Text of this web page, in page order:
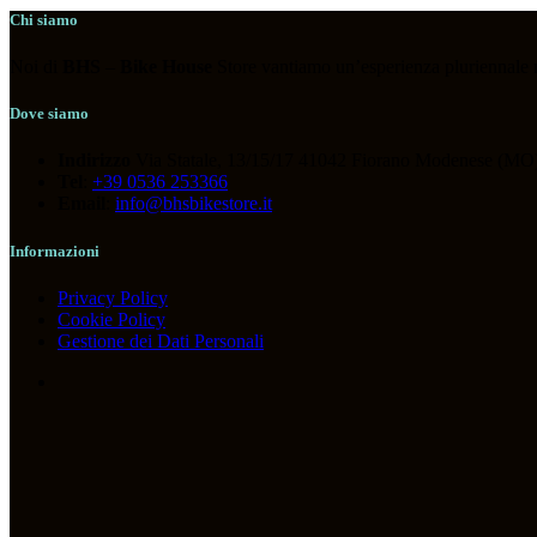
COMPONENTI
Tag prodotto
Chi siamo
Dove siamo
+39 0536 253366
info@bhsbikestore.it
Informazioni
Privacy Policy
Cookie Policy
Gestione dei Dati Personali